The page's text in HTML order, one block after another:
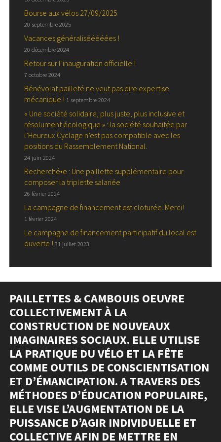
Bourse aux vélos 27/09/2025
20 septembre 2025
Vacances généralisééééées !
20 décembre 2024
Retour sur l’inauguration officielle !
7 octobre 2024
Bénévolat pailleté ne veut pas dire expertise
mécanique ! 1 septembre 2024
« Une société solidaire, plus juste, plus inclusive et
résolument écologique » : la société souhaitée par
l’Heureux Cyclage n’est pas compatible avec les
positions du Rassemblement National.
24 juin 2024
Recherché•e : Une paillette supplémentaire pour
composer la triplette salariée
26 février 2024
La campagne de financement est cloturée. Merci!
1 février 2024
Le campagne de financement participatif du local est
ouverte ! 31 juillet 2023
PAILLETTES & CAMBOUIS OEUVRE
COLLECTIVEMENT À LA
CONSTRUCTION DE NOUVEAUX
IMAGINAIRES SOCIAUX. ELLE UTILISE
LA PRATIQUE DU VÉLO ET LA FÊTE
COMME OUTILS DE CONSCIENTISATION
ET D’ÉMANCIPATION. A TRAVERS DES
MÉTHODES D’ÉDUCATION POPULAIRE,
ELLE VISE L’AUGMENTATION DE LA
PUISSANCE D’AGIR INDIVIDUELLE ET
COLLECTIVE AFIN DE METTRE EN